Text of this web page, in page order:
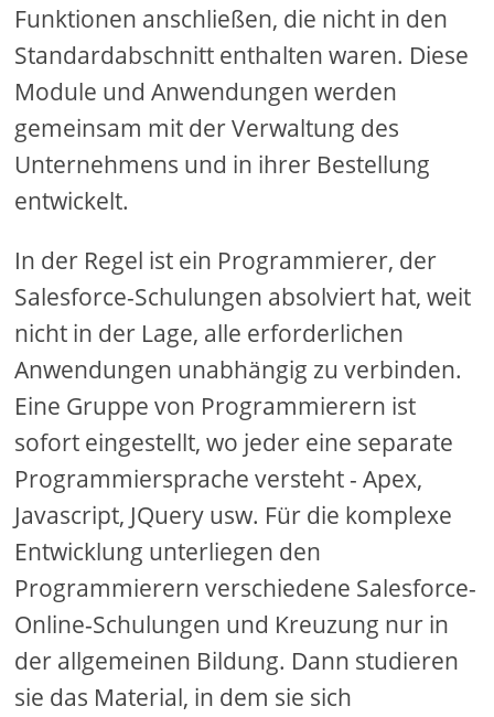
Funktionen anschließen, die nicht in den
Standardabschnitt enthalten waren. Diese
Module und Anwendungen werden
gemeinsam mit der Verwaltung des
Unternehmens und in ihrer Bestellung
entwickelt.
In der Regel ist ein Programmierer, der
Salesforce-Schulungen absolviert hat, weit
nicht in der Lage, alle erforderlichen
Anwendungen unabhängig zu verbinden.
Eine Gruppe von Programmierern ist
sofort eingestellt, wo jeder eine separate
Programmiersprache versteht - Apex,
Javascript, JQuery usw. Für die komplexe
Entwicklung unterliegen den
Programmierern verschiedene Salesforce-
Online-Schulungen und Kreuzung nur in
der allgemeinen Bildung. Dann studieren
sie das Material, in dem sie sich